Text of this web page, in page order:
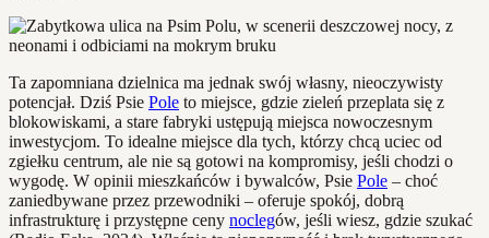
Ta zapomniana dzielnica ma jednak swój własny, nieoczywisty
potencjał. Dziś Psie Pole to miejsce, gdzie zieleń przeplata się z
blokowiskami, a stare fabryki ustępują miejsca nowoczesnym
inwestycjom. To idealne miejsce dla tych, którzy chcą uciec od
zgiełku centrum, ale nie są gotowi na kompromisy, jeśli chodzi o
wygodę. W opinii mieszkańców i bywalców, Psie Pole – choć
zaniedbywane przez przewodniki – oferuje spokój, dobrą
infrastrukturę i przystępne ceny noclegów, jeśli wiesz, gdzie szukać